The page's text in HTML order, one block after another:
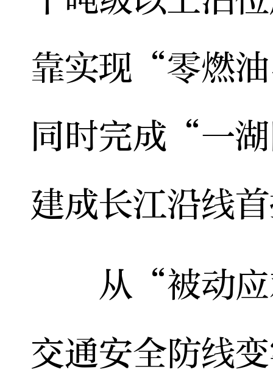
靠实现“零燃
同时完成“一
建成长江沿线
从“被动应
交通安全防线